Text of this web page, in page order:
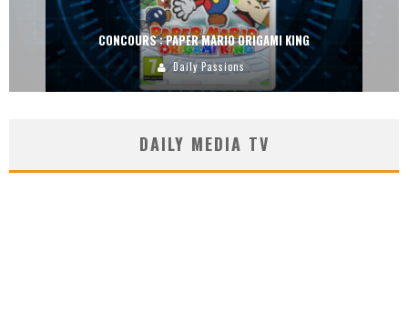
CONCOURS : DREAMS SUR PS4
Carlos Mühlig
DAILY MEDIA TV